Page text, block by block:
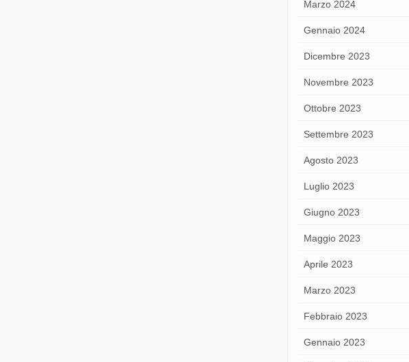
Marzo 2024
Gennaio 2024
Dicembre 2023
Novembre 2023
Ottobre 2023
Settembre 2023
Agosto 2023
Luglio 2023
Giugno 2023
Maggio 2023
Aprile 2023
Marzo 2023
Febbraio 2023
Gennaio 2023